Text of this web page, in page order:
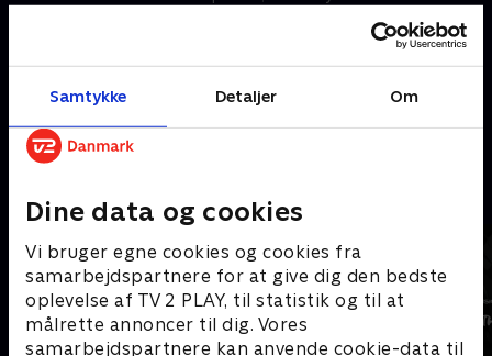
Samtykke Detaljer Om
Dine data og cookies
Vi bruger egne cookies og cookies fra
samarbejdspartnere for at give dig den bedste
oplevelse af TV 2 PLAY, til statistik og til at
målrette annoncer til dig. Vores
samarbejdspartnere kan anvende cookie-data til
deres rejse, mens de arbejder på at hele deres indre sår
Kræver tilkøb
Mere indhold fra Disney+